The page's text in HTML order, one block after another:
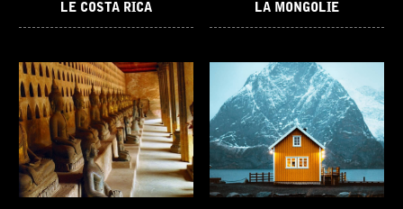
LE COSTA RICA LA MONGOLIE